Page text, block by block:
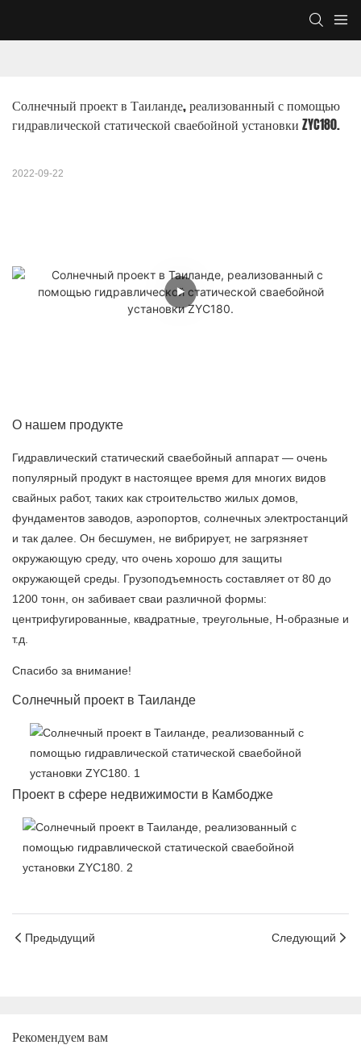
Солнечный проект в Таиланде, реализованный с помощью
гидравлической статической сваебойной установки ZYC180.
2022-09-22
О нашем продукте
Гидравлический статический сваебойный аппарат — очень
популярный продукт в настоящее время для многих видов
свайных работ, таких как строительство жилых домов,
фундаментов заводов, аэропортов, солнечных электростанций
и так далее. Он бесшумен, не вибрирует, не загрязняет
окружающую среду, что очень хорошо для защиты
окружающей среды. Грузоподъемность составляет от 80 до
1200 тонн, он забивает сваи различной формы:
центрифугированные, квадратные, треугольные, H-образные и
т.д.
Спасибо за внимание!
Солнечный проект в Таиланде
Проект в сфере недвижимости в Камбодже
Предыдущий Следующий
Рекомендуем вам